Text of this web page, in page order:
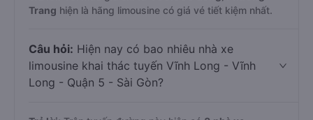
Trang hiện là hãng limousine có giá vé tiết kiệm nhất.
Câu hỏi: Hiện nay có bao nhiêu nhà xe
limousine khai thác tuyến Vĩnh Long - Vĩnh
Long - Quận 5 - Sài Gòn?